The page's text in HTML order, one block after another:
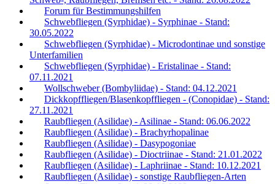
Forum für Bestimmungshilfen
Schwebfliegen (Syrphidae) - Syrphinae - Stand:
30.05.2022
Schwebfliegen (Syrphidae) - Microdontinae und sonstige
Unterfamilien
Schwebfliegen (Syrphidae) - Eristalinae - Stand:
07.11.2021
Wollschweber (Bombyliidae) - Stand: 04.12.2021
Dickkopffliegen/Blasenkopffliegen - (Conopidae) - Stand:
27.11.2021
Raubfliegen (Asilidae) - Asilinae - Stand: 06.06.2022
Raubfliegen (Asilidae) - Brachyrhopalinae
Raubfliegen (Asilidae) - Dasypogoniae
Raubfliegen (Asilidae) - Dioctriinae - Stand: 21.01.2022
Raubfliegen (Asilidae) - Laphriinae - Stand: 10.12.2021
Raubfliegen (Asilidae) - sonstige Raubfliegen-Arten